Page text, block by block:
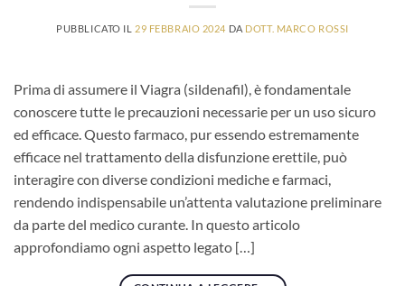
PUBBLICATO IL 29 FEBBRAIO 2024 DA DOTT. MARCO ROSSI
Prima di assumere il Viagra (sildenafil), è fondamentale
conoscere tutte le precauzioni necessarie per un uso sicuro
ed efficace. Questo farmaco, pur essendo estremamente
efficace nel trattamento della disfunzione erettile, può
interagire con diverse condizioni mediche e farmaci,
rendendo indispensabile un’attenta valutazione preliminare
da parte del medico curante. In questo articolo
approfondiamo ogni aspetto legato […]